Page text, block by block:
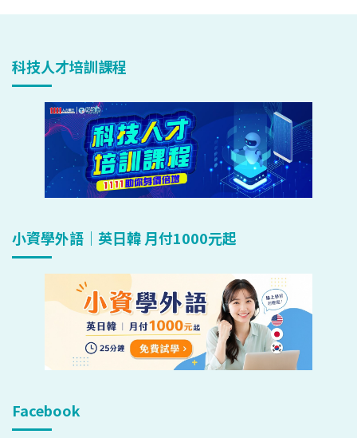
科技人才培訓課程
小資學外語｜英日韓 月付1000元起
Facebook